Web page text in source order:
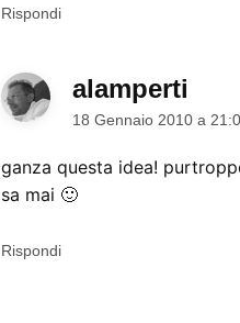
Rispondi
alamperti
18 Gennaio 2010 a
ganza questa idea!
sa mai 🙂
Rispondi